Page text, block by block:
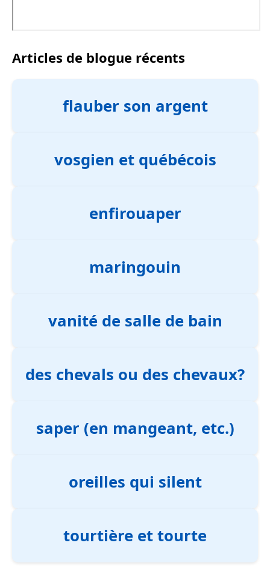
Articles de blogue récents
flauber son argent
vosgien et québécois
enfirouaper
maringouin
vanité de salle de bain
des chevals ou des chevaux?
saper (en mangeant, etc.)
oreilles qui silent
tourtière et tourte